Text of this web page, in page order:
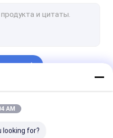
коробка
вилка и гнездо
AM
looking for?